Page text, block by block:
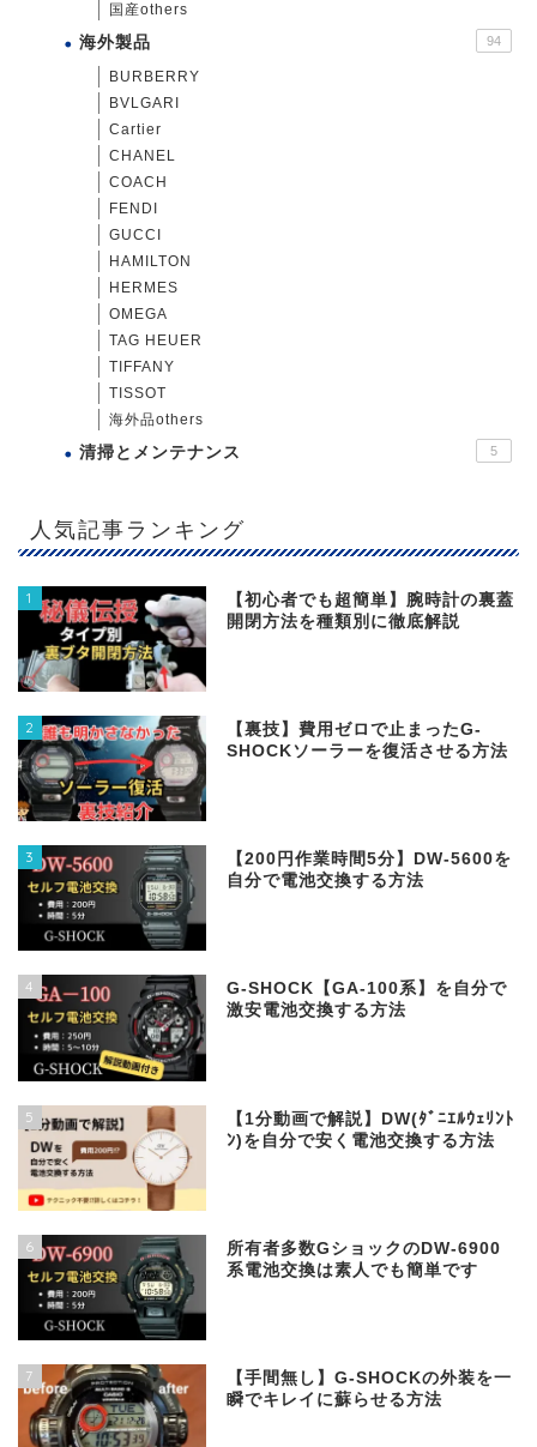
国産others
海外製品 94
BURBERRY
BVLGARI
Cartier
CHANEL
COACH
FENDI
GUCCI
HAMILTON
HERMES
OMEGA
TAG HEUER
TIFFANY
TISSOT
海外品others
清掃とメンテナンス 5
人気記事ランキング
1
【初心者でも超簡単】腕時計の裏蓋
開閉方法を種類別に徹底解説
2
【裏技】費用ゼロで止まったG-
SHOCKソーラーを復活させる方法
3
【200円作業時間5分】DW‐5600を
自分で電池交換する方法
4
G-SHOCK【GA-100系】を自分で
激安電池交換する方法
5
【1分動画で解説】DW(ﾀﾞﾆｴﾙｳｪﾘﾝﾄ
ﾝ)を自分で安く電池交換する方法
6
所有者多数GショックのDW-6900
系電池交換は素人でも簡単です
7
【手間無し】G-SHOCKの外装を一
瞬でキレイに蘇らせる方法